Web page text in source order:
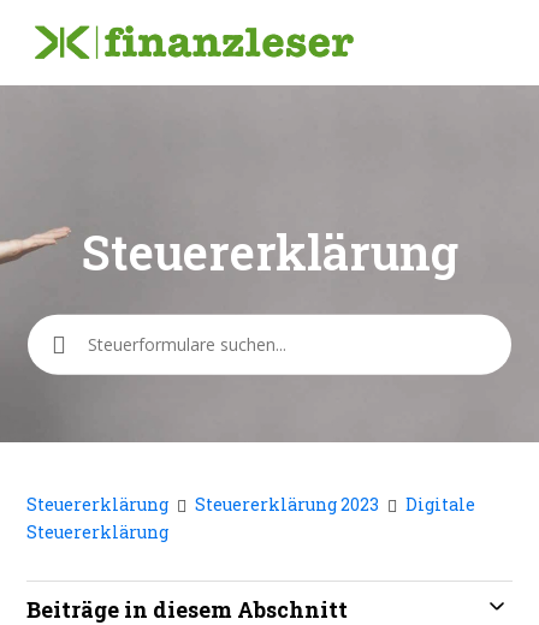
Steuererklärung
Suche
Steuererklärung Steuererklärung 2023
Digitale
Steuererklärung
Beiträge in diesem Abschnitt